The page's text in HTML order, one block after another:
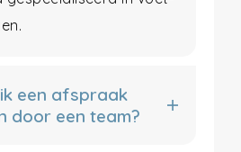
een afspraak
door een team?